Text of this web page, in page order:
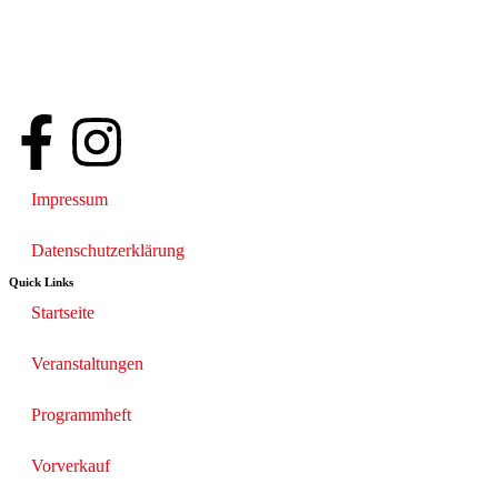
Impressum
Datenschutzerklärung
Quick Links
Startseite
Veranstaltungen
Programmheft
Vorverkauf